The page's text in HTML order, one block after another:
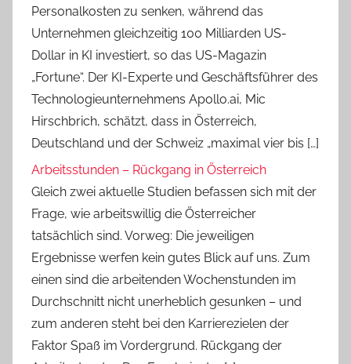
Personalkosten zu senken, während das
Unternehmen gleichzeitig 100 Milliarden US-
Dollar in KI investiert, so das US-Magazin
„Fortune“. Der KI-Experte und Geschäftsführer des
Technologieunternehmens Apollo.ai, Mic
Hirschbrich, schätzt, dass in Österreich,
Deutschland und der Schweiz „maximal vier bis […]
Arbeitsstunden – Rückgang in Österreich
Gleich zwei aktuelle Studien befassen sich mit der
Frage, wie arbeitswillig die Österreicher
tatsächlich sind. Vorweg: Die jeweiligen
Ergebnisse werfen kein gutes Blick auf uns. Zum
einen sind die arbeitenden Wochenstunden im
Durchschnitt nicht unerheblich gesunken – und
zum anderen steht bei den Karrierezielen der
Faktor Spaß im Vordergrund. Rückgang der